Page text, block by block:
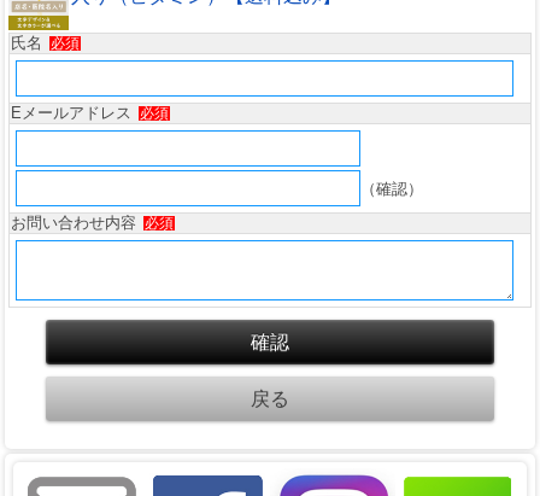
氏名 必須
Eメールアドレス 必須
（確認）
お問い合わせ内容
必須